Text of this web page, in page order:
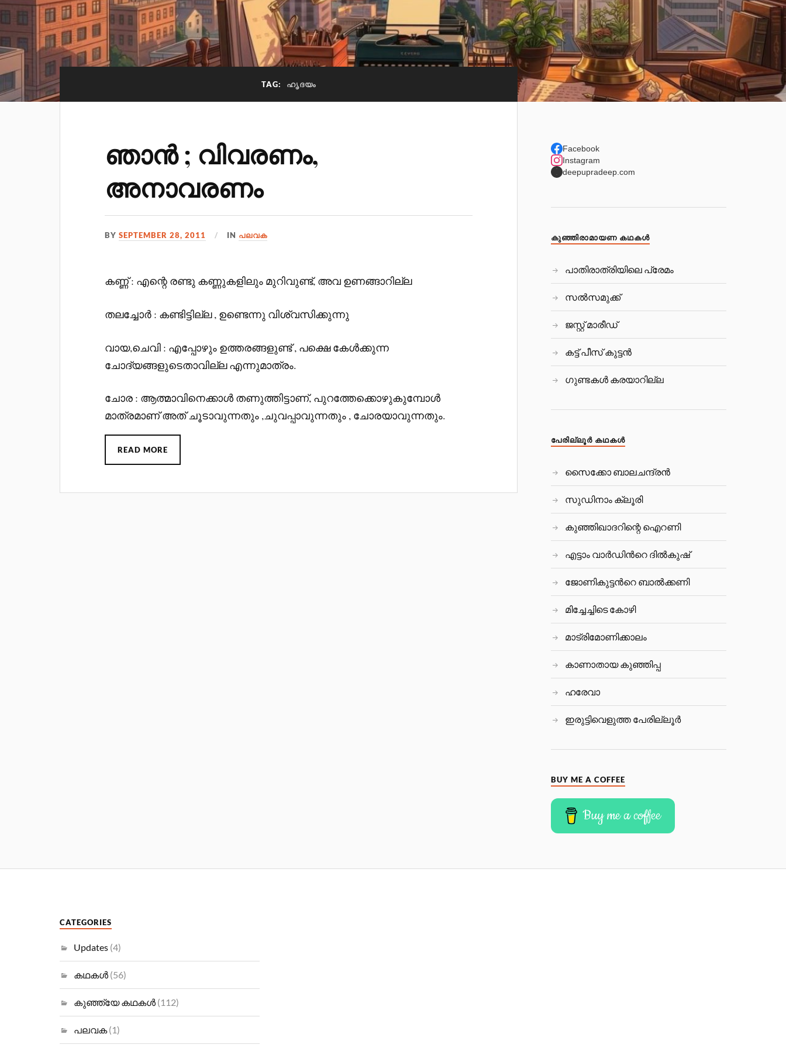
TAG: ഹൃദയം
ഞാന്‍ ; വിവരണം,
അനാവരണം
BY SEPTEMBER 28, 2011 IN പലവക
കണ്ണ് : എന്റെ രണ്ടു കണ്ണുകളിലും മുറിവുണ്ട്, അവ ഉണങ്ങാറില്ല
തലച്ചോര്‍ : കണ്ടിട്ടില്ല , ഉണ്ടെന്നു വിശ്വസിക്കുന്നു
വായ,ചെവി : എപ്പോഴും ഉത്തരങ്ങളുണ്ട് , പക്ഷെ കേള്‍ക്കുന്ന
ചോദ്യങ്ങളുടെതാവില്ല എന്നുമാത്രം.
ചോര : ആത്മാവിനെക്കാള്‍ തണുത്തിട്ടാണ്, പുറത്തേക്കൊഴുകുമ്പോള്‍
മാത്രമാണ് അത് ചൂടാവുന്നതും ,ചുവപ്പാവുന്നതും , ചോരയാവുന്നതും.
READ MORE
Facebook
Instagram
deepupradeep.com
കുഞ്ഞിരാമായണ കഥകള്‍
പാതിരാത്രിയിലെ പ്രേമം
സല്‍സമുക്ക്
ജസ്റ്റ് മാരീഡ്
കട്ട് പീസ്‌ കുട്ടന്‍
ഗുണ്ടകൾ കരയാറില്ല
പേരില്ലൂര്‍ കഥകള്‍
സൈക്കോ ബാലചന്ദ്രൻ
സുഡിനാം ക്ലൂരി
കുഞ്ഞിഖാദറിന്റെ ഐറണി
എട്ടാം വാർഡിന്‍റെ ദിൽകുഷ്
ജോണികുട്ടന്‍റെ ബാല്‍ക്കണി
മിച്ചേച്ചിടെ കോഴി
മാട്രിമോണിക്കാലം
കാണാതായ കുഞ്ഞിപ്പ
ഹരേവാ
ഇരുട്ടിവെളുത്ത പേരില്ലൂര്‍
BUY ME A COFFEE
Buy me a coffee
CATEGORIES
Updates (4)
കഥകള്‍ (56)
കുഞ്ഞ്യേ കഥകള്‍ (112)
പലവക(1)